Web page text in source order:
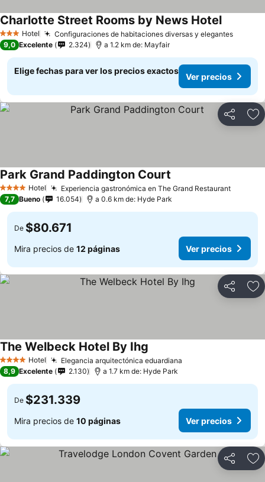
3 Estrellas
Hotel Configuraciones de habitaciones diversas y elegantesVer
Charlotte Street Rooms by News HotelVer
9,0 Excelente 2.324 a 1.2 km de: Mayfair
Elige fechas para ver los precios exactos
Ver precios
Compartir
4 EstrellasHotel Experiencia gastronómica en The Grand RestaurantVer
Park Grand Paddington Court
7,7 Bueno 16.054 a 0.6 km de: Hyde Park
De $80.671
Mira precios de 12 páginas Ver precios
Compartir
4 EstrellasHotel Elegancia arquitectónica eduardiana
The Welbeck Hotel By Ihg
8,9 Excelente 2.130 a 1.7 km de: Hyde Park
De $231.339
Mira precios de 10 páginas Ver precios
Compartir